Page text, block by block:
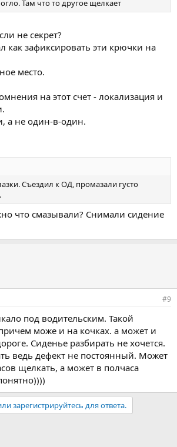
Там что то другое щелкает
не секрет?
как зафиксировать эти крючки на
место.
на этот счет - локализация и
а не один-в-один.
Съездил к ОД, промазали густо
что смазывали? Снимали сидение
#9
под водительским. Такой
може и на кочках. а может и
Сиденье разбирать не хочется.
ведь дефект не постоянный. Может
щелкать, а может в полчаса
зарегистрируйтесь для ответа.